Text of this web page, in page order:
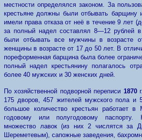
местности определялся законом. За
крестьяне должны были отбывать барщину
имели права отказа от неё в течение 9 лет
за полный надел составлял 8—12 рублей
были отбывать все мужчины в возрасте
женщины в возрасте от 17 до 50 лет. В
пореформенная барщина была более
полный надел крестьянину полагалось
более 40 мужских и 30 женских дней.
По хозяйственной подворной переписи 1870
175 дворов, 457 жителей мужского пола и
большое количество крестьян работает
годовому или полугодовому паспорту.
множество лавок (из них 2 числятся за
Шереметевым), сапожные заведения,